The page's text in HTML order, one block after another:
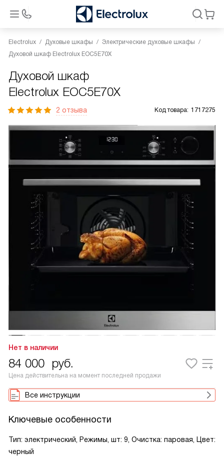
Electrolux Духовые шкафы
Электрические духовые шкафы
Духовой шкаф Electrolux EOC5E70X
Духовой шкаф
Electrolux EOC5E70X
2 отзыва Код товара: 1717275
Нет в наличии
84 000 руб.
Цена действительна на момент последней продажи
Все инструкции
Ключевые особенности
Тип: электрический, Режимы, шт: 9, Очистка: паровая, Цвет:
черный